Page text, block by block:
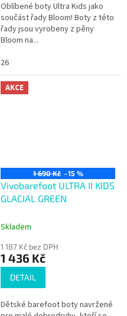
Oblíbené boty Ultra Kids jako
součást řady Bloom! Boty z této
řady jsou vyrobeny z pěny
Bloom na...
26
AKCE
1 690 Kč –15 %
Vivobarefoot ULTRA II KIDS
GLACIAL GREEN
Skladem
1 187 Kč bez DPH
1 436 Kč
DETAIL
Dětské barefoot boty navržené